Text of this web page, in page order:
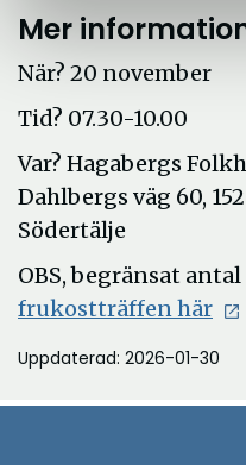
Mer
När? 20 november
Tid? 07.30-10.00
Var? Hagabergs
Dahlbergs väg 60,
Södertälje
OBS, begränsat
frukostträffen här
Uppdaterad: 2026-01-30